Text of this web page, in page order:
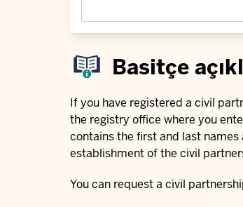
Basitçe
If you have registered a civil
the registry office where you
contains the first and last
establishment of the civil
You can request a civil